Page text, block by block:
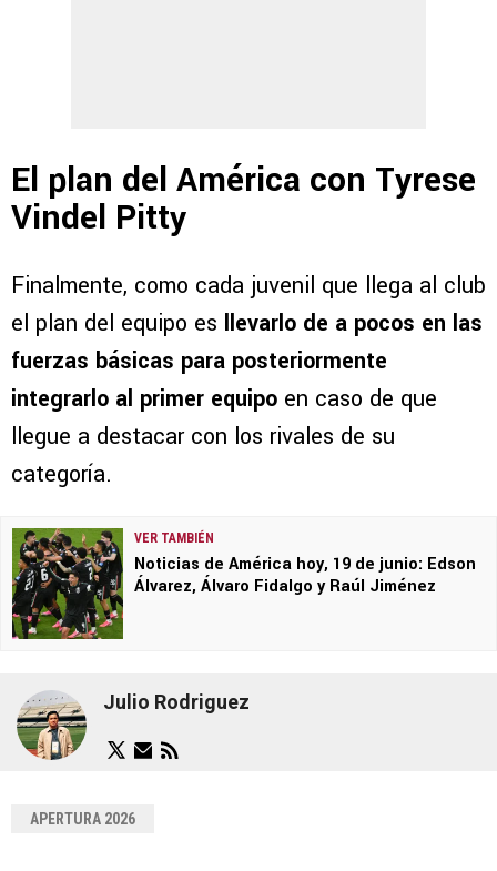
El plan del América con Tyrese
Vindel Pitty
Finalmente, como cada juvenil que llega al club
el plan del equipo es llevarlo de a pocos en las
fuerzas básicas para posteriormente
integrarlo al primer equipo en caso de que
llegue a destacar con los rivales de su
categoría.
VER TAMBIÉN
Noticias de América hoy, 19 de junio: Edson
Álvarez, Álvaro Fidalgo y Raúl Jiménez
Julio Rodriguez
APERTURA 2026